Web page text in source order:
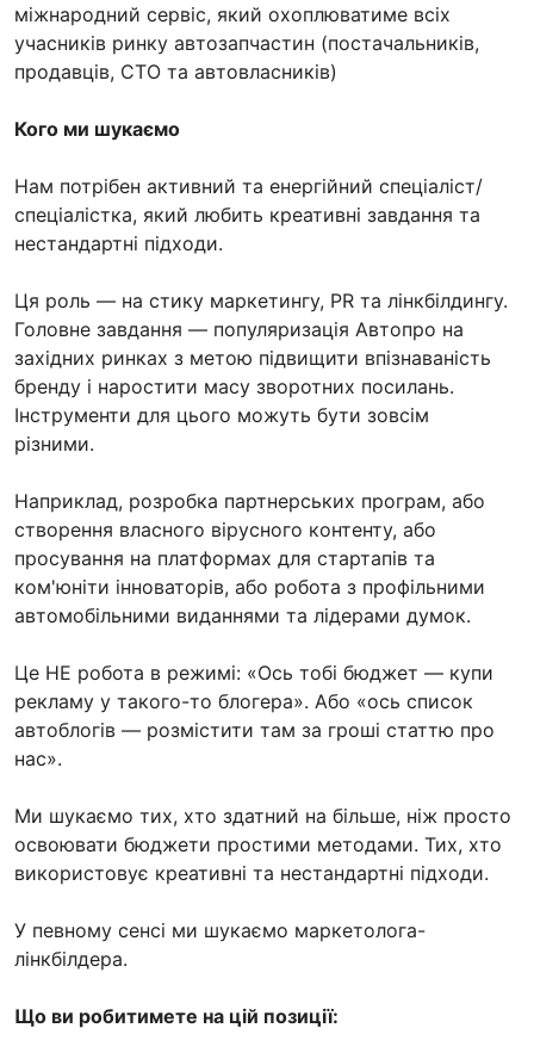
міжнародний сервіс, який охоплюватиме всіх
учасників ринку автозапчастин (постачальників,
продавців, СТО та автовласників)
Кого ми шукаємо
Нам потрібен активний та енергійний спеціаліст/
спеціалістка, який любить креативні завдання та
нестандартні підходи.
Ця роль — на стику маркетингу, PR та лінкбілдингу.
Головне завдання — популяризація Автопро на
західних ринках з метою підвищити впізнаваність
бренду і наростити масу зворотних посилань.
Інструменти для цього можуть бути зовсім
різними.
Наприклад, розробка партнерських програм, або
створення власного вірусного контенту, або
просування на платформах для стартапів та
ком'юніти інноваторів, або робота з профільними
автомобільними виданнями та лідерами думок.
Це НЕ робота в режимі: «Ось тобі бюджет — купи
рекламу у такого-то блогера». Або «ось список
автоблогів — розмістити там за гроші статтю про
нас».
Ми шукаємо тих, хто здатний на більше, ніж просто
освоювати бюджети простими методами. Тих, хто
використовує креативні та нестандартні підходи.
У певному сенсі ми шукаємо маркетолога-
лінкбілдера.
Що ви робитимете на цій позиції: